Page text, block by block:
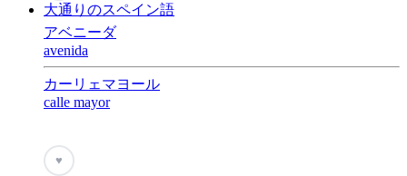
大通りのスペイン語
アベニーダ
avenida
カーリェマヨール
calle mayor
♥